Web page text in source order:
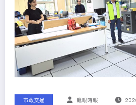
市政交通 鷹眼時報